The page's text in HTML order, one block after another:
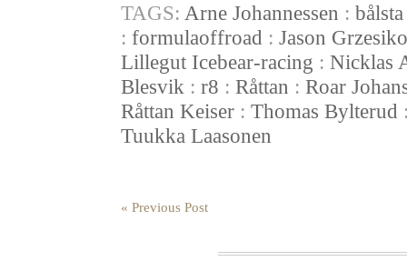
TAGS: Arne Johannessen : bålsta
: formulaoffroad : Jason
Lillegut Icebear-racing : Nicklas
Blesvik : r8 : Råttan : Roar
Råttan Keiser: Thomas Bylterud
Tuukka Laasonen
« Previous Post